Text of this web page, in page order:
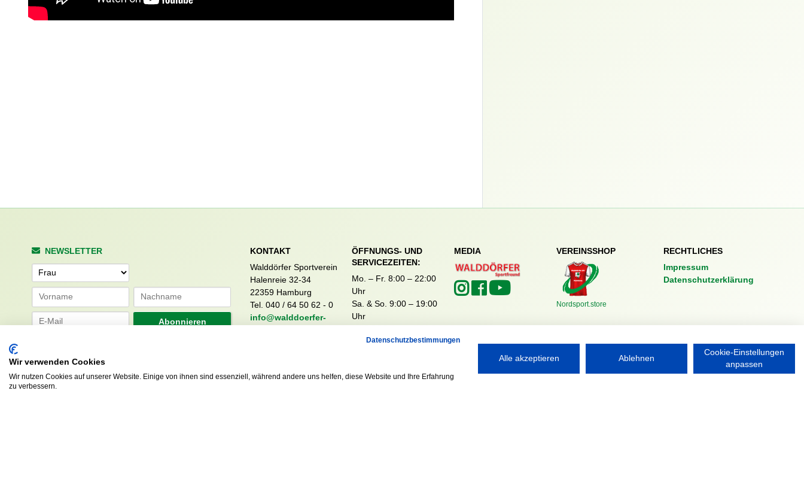
NEWSLETTER
Anrede
Abonnieren
KONTAKT
Walddörfer Sportverein
Halenreie 32-34
22359 Hamburg
Tel. 040 / 64 50 62 - 0
info@walddoerfer-
ÖFFNUNGS- UND
SERVICEZEITEN:
Mo. – Fr. 8:00 – 22:00
Uhr
Sa. & So. 9:00 – 19:00
Uhr
MEDIA VEREINSSHOP
Nordsport.store
RECHTLICHES
Impressum
Datenschutzerklärung
Datenschutzbestimmungen
Wir verwenden Cookies
Wir nutzen Cookies auf unserer Website. Einige von ihnen sind essenziell, während andere uns helfen, diese Website und Ihre Erfahrung
zu verbessern.
Alle akzeptieren Ablehnen
Cookie-Einstellungen
anpassen